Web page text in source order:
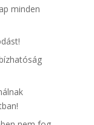
minden